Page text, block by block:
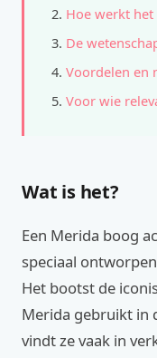
Hoe werkt het
De
Voordelen en
Voor wie
Wat is het?
Een Merida boog
speciaal
Het bootst de
Merida gebruikt in
vindt ze vaak in